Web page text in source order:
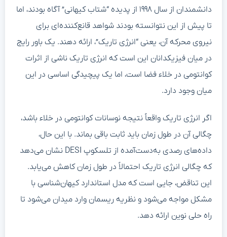
دانشمندان از سال ۱۹۹۸ از پدیده “شتاب کیهانی” آگاه بودند، اما
تا پیش از این نتوانسته بودند شواهد قانع‌کننده‌ای برای
نیروی محرکه آن، یعنی “انرژی تاریک”، ارائه دهند. یک باور رایج
در میان فیزیکدانان این است که انرژی تاریک ناشی از اثرات
کوانتومی در خلاء فضا است، اما یک پیچیدگی اساسی در این
میان وجود دارد.
اگر انرژی تاریک واقعاً نتیجه نوسانات کوانتومی در خلاء باشد،
چگالی آن در طول زمان باید ثابت باقی بماند. با این حال،
داده‌های رصدی به‌دست‌آمده از تلسکوپ DESI نشان می‌دهد
که چگالی انرژی تاریک احتمالاً در طول زمان کاهش می‌یابد.
این تناقض، جایی است که مدل استاندارد کیهان‌شناسی با
مشکل مواجه می‌شود و نظریه ریسمان وارد میدان می‌شود تا
راه حلی نوین ارائه دهد.